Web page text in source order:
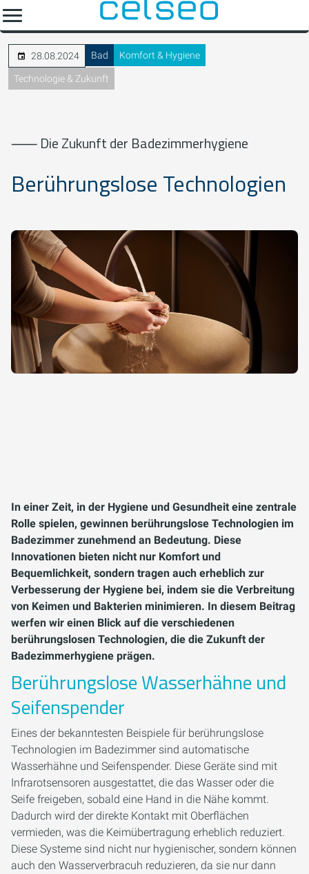
28.08.2024 Bad Komfort & Hygiene
Technologie & Zukunft
⸺ Die Zukunft der Badezimmerhygiene
Berührungslose Technologien
In einer Zeit, in der Hygiene und Gesundheit eine zentrale
Rolle spielen, gewinnen berührungslose Technologien im
Badezimmer zunehmend an Bedeutung. Diese
Innovationen bieten nicht nur Komfort und
Bequemlichkeit, sondern tragen auch erheblich zur
Verbesserung der Hygiene bei, indem sie die Verbreitung
von Keimen und Bakterien minimieren. In diesem Beitrag
werfen wir einen Blick auf die verschiedenen
berührungslosen Technologien, die die Zukunft der
Badezimmerhygiene prägen.
Berührungslose Wasserhähne und
Seifenspender
Eines der bekanntesten Beispiele für berührungslose
Technologien im Badezimmer sind automatische
Wasserhähne und Seifenspender. Diese Geräte sind mit
Infrarotsensoren ausgestattet, die das Wasser oder die
Seife freigeben, sobald eine Hand in die Nähe kommt.
Dadurch wird der direkte Kontakt mit Oberflächen
vermieden, was die Keimübertragung erheblich reduziert.
Diese Systeme sind nicht nur hygienischer, sondern können
auch den Wasserverbracuh reduzieren, da sie nur dann